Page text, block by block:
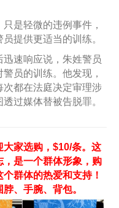
是轻微的违例事件，
提供更适当的训练。
速响应说，朱姓警员
员的训练。他发现，
都在法庭决定审理涉
过媒体替被告脱罪。
家选购，$10/条。这
是一个群体形象，购
群体的热爱和支持！
、手腕、背包。